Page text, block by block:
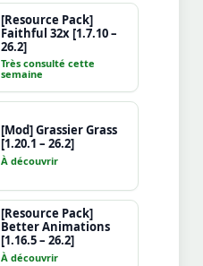
[Resource Pack]
Faithful 32x [1.7.10 –
26.2]
Très consulté cette
semaine
[Mod] Grassier Grass
[1.20.1 – 26.2]
À découvrir
[Resource Pack]
Better Animations
[1.16.5 – 26.2]
À découvrir